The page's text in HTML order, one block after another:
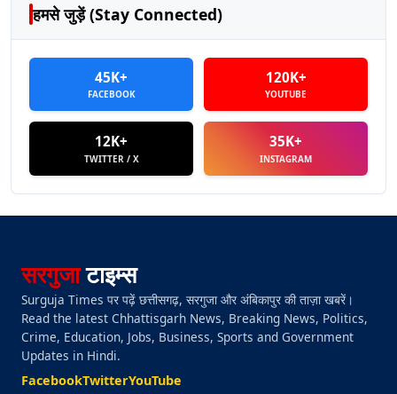
हमसे जुड़ें (Stay Connected)
45K+
FACEBOOK
120K+
YOUTUBE
12K+
TWITTER / X
35K+
INSTAGRAM
सरगुजाटाइम्स
Surguja Times पर पढ़ें छत्तीसगढ़, सरगुजा और अंबिकापुर की ताज़ा खबरें।
Read the latest Chhattisgarh News, Breaking News, Politics,
Crime, Education, Jobs, Business, Sports and Government
Updates in Hindi.
FacebookTwitterYouTube